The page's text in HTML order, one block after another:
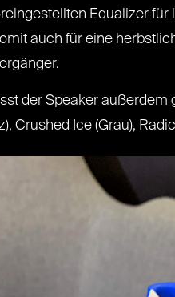
Equalizer
auch für eine
der Speaker
Crushed Ice (Grau),